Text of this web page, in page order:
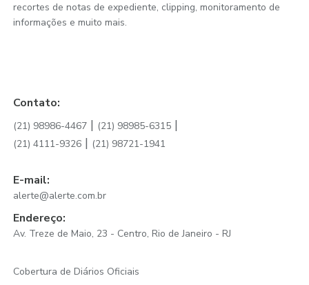
recortes de notas de expediente, clipping, monitoramento de
informações e muito mais.
Contato:
(21) 98986-4467 | (21) 98985-6315 |
(21) 4111-9326 | (21) 98721-1941
E-mail:
alerte@alerte.com.br
Endereço:
Av. Treze de Maio, 23 - Centro, Rio de Janeiro - RJ
Cobertura de Diários Oficiais